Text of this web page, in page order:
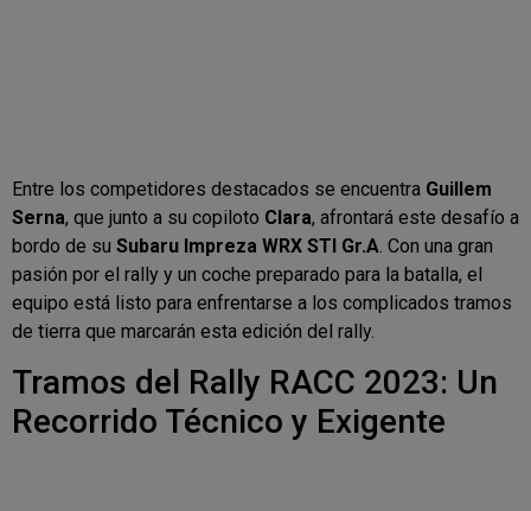
Entre los competidores destacados se encuentra Guillem
Serna, que junto a su copiloto Clara, afrontará este desafío a
bordo de su Subaru Impreza WRX STI Gr.A . Con una gran
pasión por el rally y un coche preparado para la batalla, el
equipo está listo para enfrentarse a los complicados tramos
de tierra que marcarán esta edición del rally.
Tramos del Rally RACC 2023: Un
Recorrido Técnico y Exigente